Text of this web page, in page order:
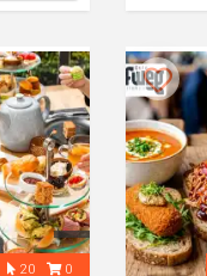
20 0